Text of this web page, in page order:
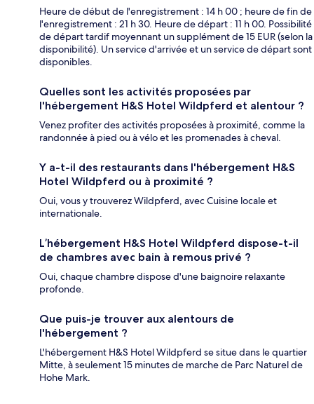
Heure de début de l'enregistrement : 14 h 00 ; heure de fin de
l'enregistrement : 21 h 30. Heure de départ : 11 h 00. Possibilité
de départ tardif moyennant un supplément de 15 EUR (selon la
disponibilité). Un service d'arrivée et un service de départ sont
disponibles.
Quelles sont les activités proposées par
l'hébergement H&S Hotel Wildpferd et alentour ?
Venez profiter des activités proposées à proximité, comme la
randonnée à pied ou à vélo et les promenades à cheval.
Y a-t-il des restaurants dans l'hébergement H&S
Hotel Wildpferd ou à proximité ?
Oui, vous y trouverez Wildpferd, avec Cuisine locale et
internationale.
L’hébergement H&S Hotel Wildpferd dispose-t-il
de chambres avec bain à remous privé ?
Oui, chaque chambre dispose d'une baignoire relaxante
profonde.
Que puis-je trouver aux alentours de
l'hébergement ?
L'hébergement H&S Hotel Wildpferd se situe dans le quartier
Mitte, à seulement 15 minutes de marche de Parc Naturel de
Hohe Mark.